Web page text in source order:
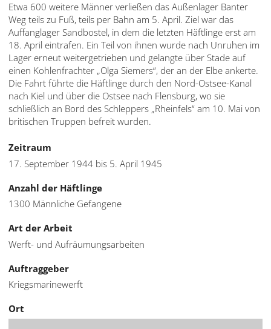
Etwa 600 weitere Männer verließen das Außenlager Banter
Weg teils zu Fuß, teils per Bahn am 5. April. Ziel war das
Auffanglager Sandbostel, in dem die letzten Häftlinge erst am
18. April eintrafen. Ein Teil von ihnen wurde nach Unruhen im
Lager erneut weitergetrieben und gelangte über Stade auf
einen Kohlenfrachter „Olga Siemers“, der an der Elbe ankerte.
Die Fahrt führte die Häftlinge durch den Nord-Ostsee-Kanal
nach Kiel und über die Ostsee nach Flensburg, wo sie
schließlich an Bord des Schleppers „Rheinfels“ am 10. Mai von
britischen Truppen befreit wurden.
Zeitraum
17. September 1944 bis 5. April 1945
Anzahl der Häftlinge
1300 Männliche Gefangene
Art der Arbeit
Werft- und Aufräumungsarbeiten
Auftraggeber
Kriegsmarinewerft
Ort